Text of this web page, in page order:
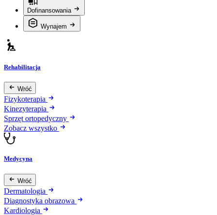
Dofinansowania
Wynajem
Rehabilitacja
Wróć
Fizykoterapia
Kinezyterapia
Sprzęt ortopedyczny
Zobacz wszystko
Medycyna
Wróć
Dermatologia
Diagnostyka obrazowa
Kardiologia